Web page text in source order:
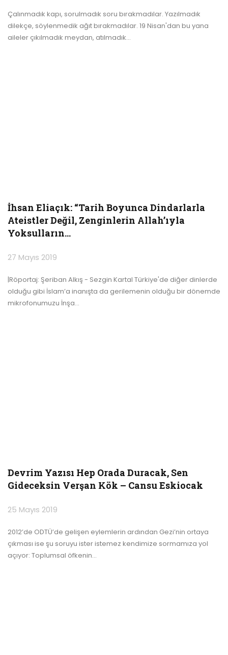
Çalınmadık kapı, sorulmadık soru bırakmadılar. Yazılmadık
dilekçe, söylenmedik ağıt bırakmadılar. 19 Nisan'dan bu yana
aileler çıkılmadık meydan, atılmadık…
İhsan Eliaçık: “Tarih Boyunca Dindarlarla
Ateistler Değil, Zenginlerin Allah’ıyla
Yoksulların…
27 Mayıs 2019
|Röportaj: Şeriban Alkış - Sezgin Kartal Türkiye'de diğer dinlerde
olduğu gibi İslam’a inanışta da gerilemenin olduğu bir dönemde
mikrofonumuzu İnşa…
Devrim Yazısı Hep Orada Duracak, Sen
Gideceksin Verşan Kök – Cansu Eskiocak
25 Mayıs 2019
2012’de ODTÜ’de gelişen eylemlerin ardından Gezi’nin ortaya
çıkması ise şu soruyu ister istemez kendimize sormamıza yol
açıyor: Toplumsal öfkenin…